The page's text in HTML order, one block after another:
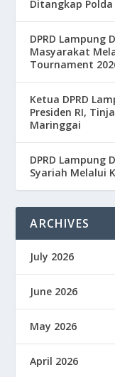
Ditangkap
DPRD Lampung
Masyarakat
Tournament
Ketua DPRD
Presiden RI,
Maringgai
DPRD Lampung
Syariah Melalui
ARCHIVES
July 2026
June 2026
May 2026
April 2026